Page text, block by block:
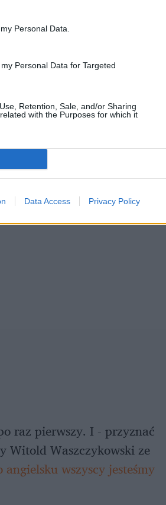
Personal Data.
Personal Data for Targeted
Retention, Sale, and/or Sharing
with the Purposes for which it
Data Access Privacy Policy
raz pierwszy. I - przyznać
Witold Waszczykowski ze
angielsku wszyscy jesteśmy